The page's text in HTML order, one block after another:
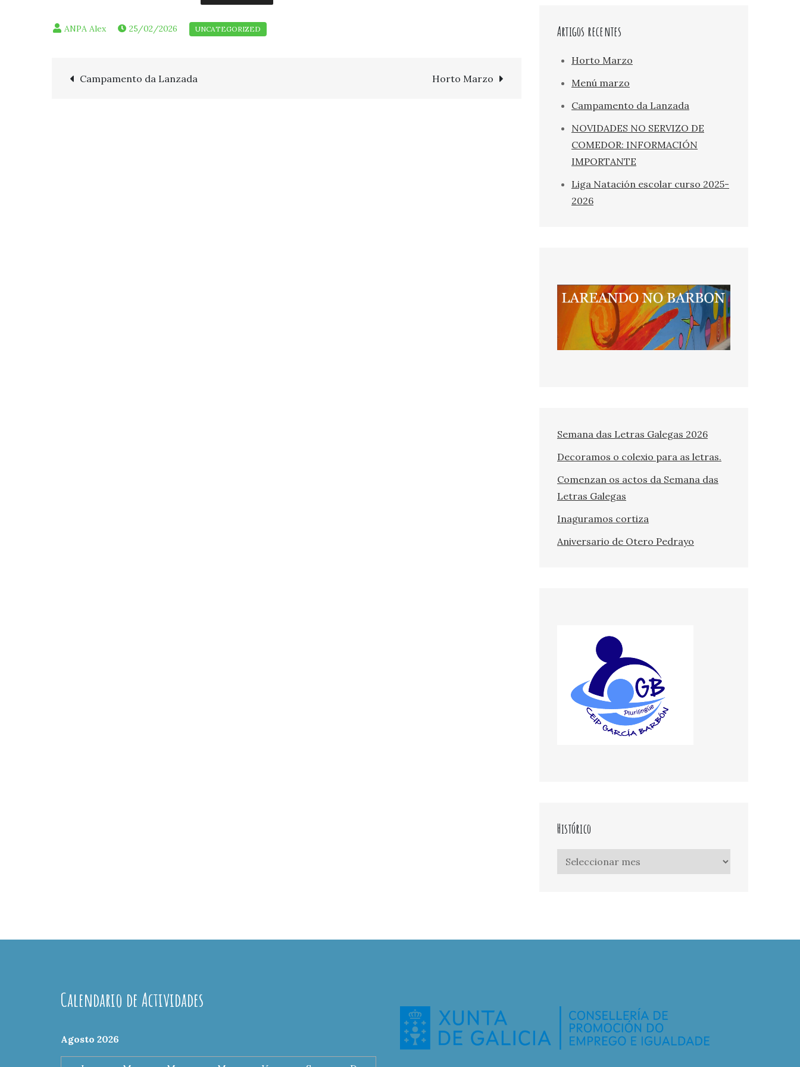
25/02/2026
Navegación
Campamento da Lanzada Horto Marzo
Artigos recentes
Horto Marzo
Menú marzo
Campamento da Lanzada
NOVIDADES NO SERVIZO DE
COMEDOR: INFORMACIÓN
IMPORTANTE
Liga Natación escolar curso 2025-
2026
Semana das Letras Galegas 2026
Decoramos o colexio para as letras.
Comenzan os actos da Semana das
Letras Galegas
Inaguramos cortiza
Aniversario de Otero Pedrayo
Histórico
Histórico
Calendario de Actividades
Agosto 2026